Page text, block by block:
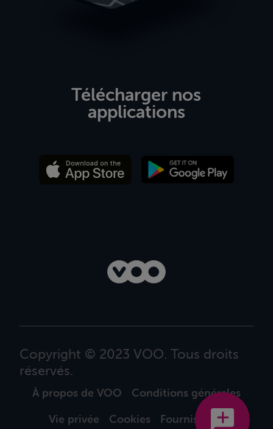
Télécharger nos
applications
Copyright © 2023 VOO. Tous droits
réservés.
À propos de VOO
Conditions générales
Vie privée
Cookies Fournisseurs